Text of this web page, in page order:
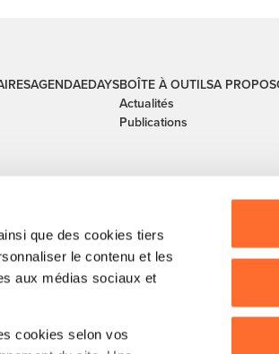
que des cookies tiers
le contenu et les
aux médias sociaux et
cookies selon vos
AGENDAEDAYSBOÎTE À OUTILS
Actualités
Publications
A PROPOS
TVA, Digital Lëtzebuerg, guichet.lu, House of
et européennes, Ministère de l’Agriculture,